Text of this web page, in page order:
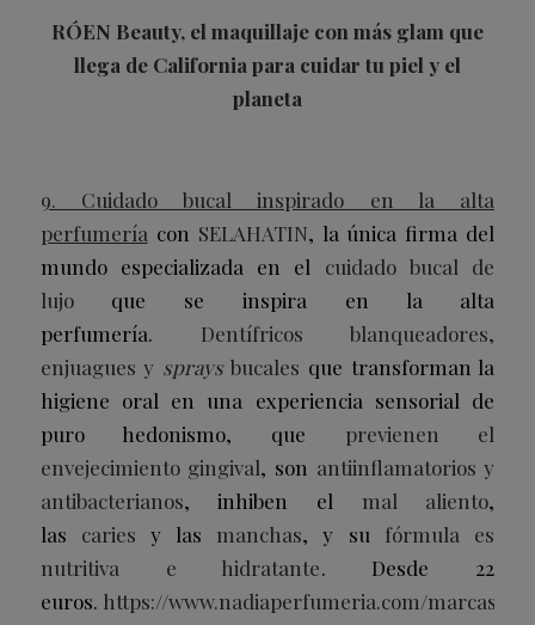
RÓEN Beauty, el maquillaje con más glam que
llega de California para cuidar tu piel y el
planeta
9. Cuidado bucal inspirado en la alta
perfumería con SELAHATIN, la única firma del
mundo especializada en el cuidado bucal de
lujoque se inspira en la alta
perfumería. Dentífricos blanqueadores,
enjuagues y spraysbucales que transforman la
higiene oral en una experiencia sensorial de
puro hedonismo, que previenen el
envejecimiento gingival, son antiinflamatorios y
antibacterianos, inhiben el mal aliento,
las caries y las manchas, y su fórmula es
nutritiva e hidratante.
Desde 22
euros. https://www.nadiaperfumeria.com/marcas/